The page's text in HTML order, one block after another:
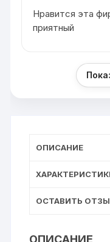
Нравится эта
приятный
ОПИСАНИЕ
ОСТАВИТЬ
ОПИСАНИЕ